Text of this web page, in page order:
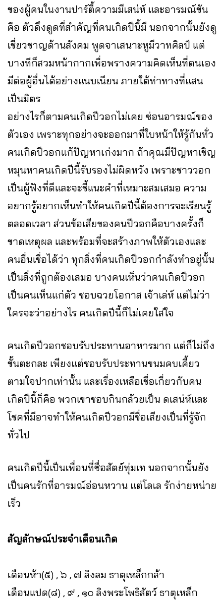
ของผู้คนในงานปาร์ตี้ความมีเสน่ห์ และอารมณ์ขัน
คือ ตัวดึงดูดที่สำคัญที่คนเกิดปีนี้มี นอกจากนั้นยังดู
เชี่ยวชาญด้านสังคม พูดจาเสนาะหูมีวาทศิลป์ แต่
บางทีก็สวมหน้ากากเพื่อพรางความคิดเห็นที่ตนเอง
มีต่อผู้อื่นได้อย่างแนบเนียน ภายใต้ท่าทางที่แสน
เป็นมิตร
อย่างไรก็ตามคนเกิดปีวอกไม่เคย ซ่อนอารมณ์ของ
ตัวเอง เพราะทุกอย่างจะออกมาที่ใบหน้าให้รู้กันทั่ว
คนเกิดปีวอกแก้ปัญหาเก่งมาก ถ้าคุณมีปัญหาเชิญ
หมุนหาคนเกิดปีนี้รับรองไม่ผิดหวัง เพราะชาววอก
เป็นผู้ฟังที่ดีและจะชี้แนะคำที่เหมาะสมเสมอ ความ
อยากรู้อยากเห็นทำให้คนเกิดปีนี้ต้องการจะเรียนรู้
ตลอดเวลา ส่วนข้อเสียของคนปีวอกคือบางครั้งก็
ขาดเหตุผล และพร้อมที่จะสร้างภาพให้ตัวเองและ
คนอื่นเชื่อได้ว่า ทุกสิ่งที่คนเกิดปีวอกกำลังทำอยู่นั้น
เป็นสิ่งที่ถูกต้องเสมอ บางคนเห็นว่าคนเกิดปีวอก
เป็นคนเห็นแก่ตัว ชอบฉวยโอกาส เจ้าเล่ห์ แต่ไม่ว่า
ใครจะว่าอย่างไร คนเกิดปีนี้ก็ไม่เคยใส่ใจ
คนเกิดปีวอกชอบรับประทานอาหารมาก แต่ก็ไม่ถึง
ขั้นตะกละ เพียงแต่ชอบรับประทานขนมคบเคี้ยว
ตามใจปากเท่านั้น และเรื่องเหลือเชื่อเกี่ยวกับคน
เกิดปีนี้ก็คือ พวกเขาชอบกินกล้วยเป็น ดเสน่ห์และ
โชคที่มีอาจทำให้คนเกิดปีวอกมีชื่อเสียงเป็นที่รู้จัก
ทั่วไป
คนเกิดปีนี้เป็นเพื่อนที่ซื่อสัตย์ทุ่มเท นอกจากนั้นยัง
เป็นคนรักที่อารมณ์อ่อนหวาน แต่โลเล รักง่ายหน่าย
เร็ว
สัญลักษณ์ประจำเดือนเกิด
เดือนห้า(๕) , ๖ , ๗ ลิงลม ธาตุเหล็กกล้า
เดือนแปด(๘) , ๙ , ๑๐ ลิงพระโพธิสัตว์ ธาตุเหล็ก